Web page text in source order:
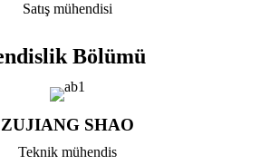
Satış mühendisi
Bölümü
ZUJIANG SHAO
Teknik mühendis